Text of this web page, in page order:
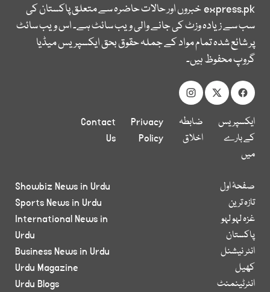
express.pkخبروں اور حالات حاضرہ سے متعلق پاکستان کی
سب سے زیادہ وزٹ کی جانے والی ویب سائٹ ہے۔ اس ویب سائٹ
پر شائع شدہ تمام مواد کے جملہ حقوق بحق ایکسپریس میڈیا
گروپ محفوظ ہیں۔
ایکسپریس
کے بارے
میں
ضابطہ
اخلاق
Privacy
Policy
Contact
Us
صفحۂ اول
تازہ ترین
غزہ لہو لہو
پاکستان
انٹر نیشنل
کھیل
انٹرٹینمنٹ
Showbiz News in Urdu
Sports News in Urdu
International News in
Urdu
Business News in Urdu
Urdu Magazine
Urdu Blogs